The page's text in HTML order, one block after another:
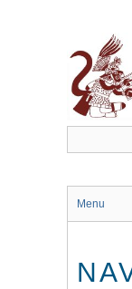
Menu